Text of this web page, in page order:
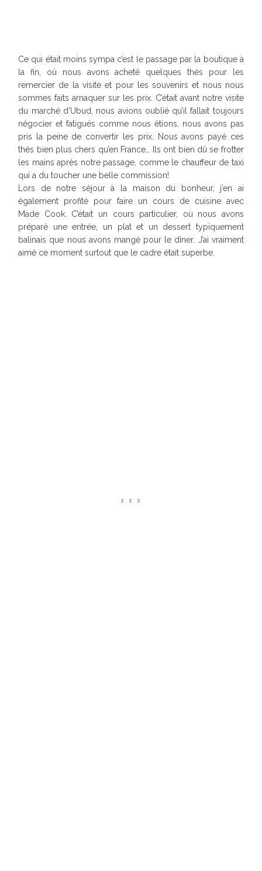
Ce qui était moins sympa c’est le passage par la boutique à
la fin, où nous avons acheté quelques thés pour les
remercier de la visite et pour les souvenirs et nous nous
sommes faits arnaquer sur les prix. C’était avant notre visite
du marché d’Ubud, nous avions oublié qu’il fallait toujours
négocier et fatigués comme nous étions, nous avons pas
pris la peine de convertir les prix. Nous avons payé ces
thés bien plus chers qu’en France… Ils ont bien dû se frotter
les mains après notre passage, comme le chauffeur de taxi
qui a du toucher une belle commission!
Lors de notre séjour à la maison du bonheur, j’en ai
également profité pour faire un cours de cuisine avec
Made Cook. C’était un cours particulier, où nous avons
préparé une entrée, un plat et un dessert typiquement
balinais que nous avons mangé pour le dîner. J’ai vraiment
aimé ce moment surtout que le cadre était superbe.